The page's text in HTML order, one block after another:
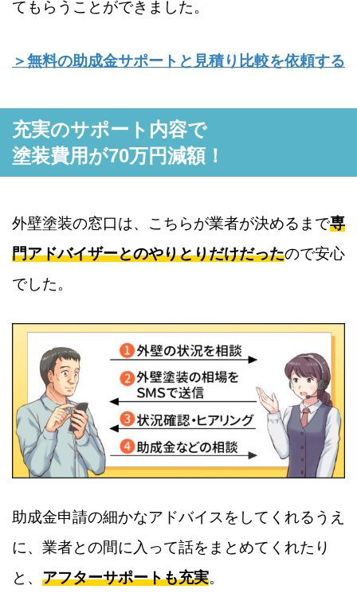
てもらうことができました。
＞無料の助成金サポートと見積り比較を依頼する
充実のサポート内容で
塗装費用が70万円減額！
外壁塗装の窓口は、こちらが業者が決めるまで専
門アドバイザーとのやりとりだけだったので安心
でした。
助成金申請の細かなアドバイスをしてくれるうえ
に、業者との間に入って話をまとめてくれたり
と、 アフターサポートも充実。